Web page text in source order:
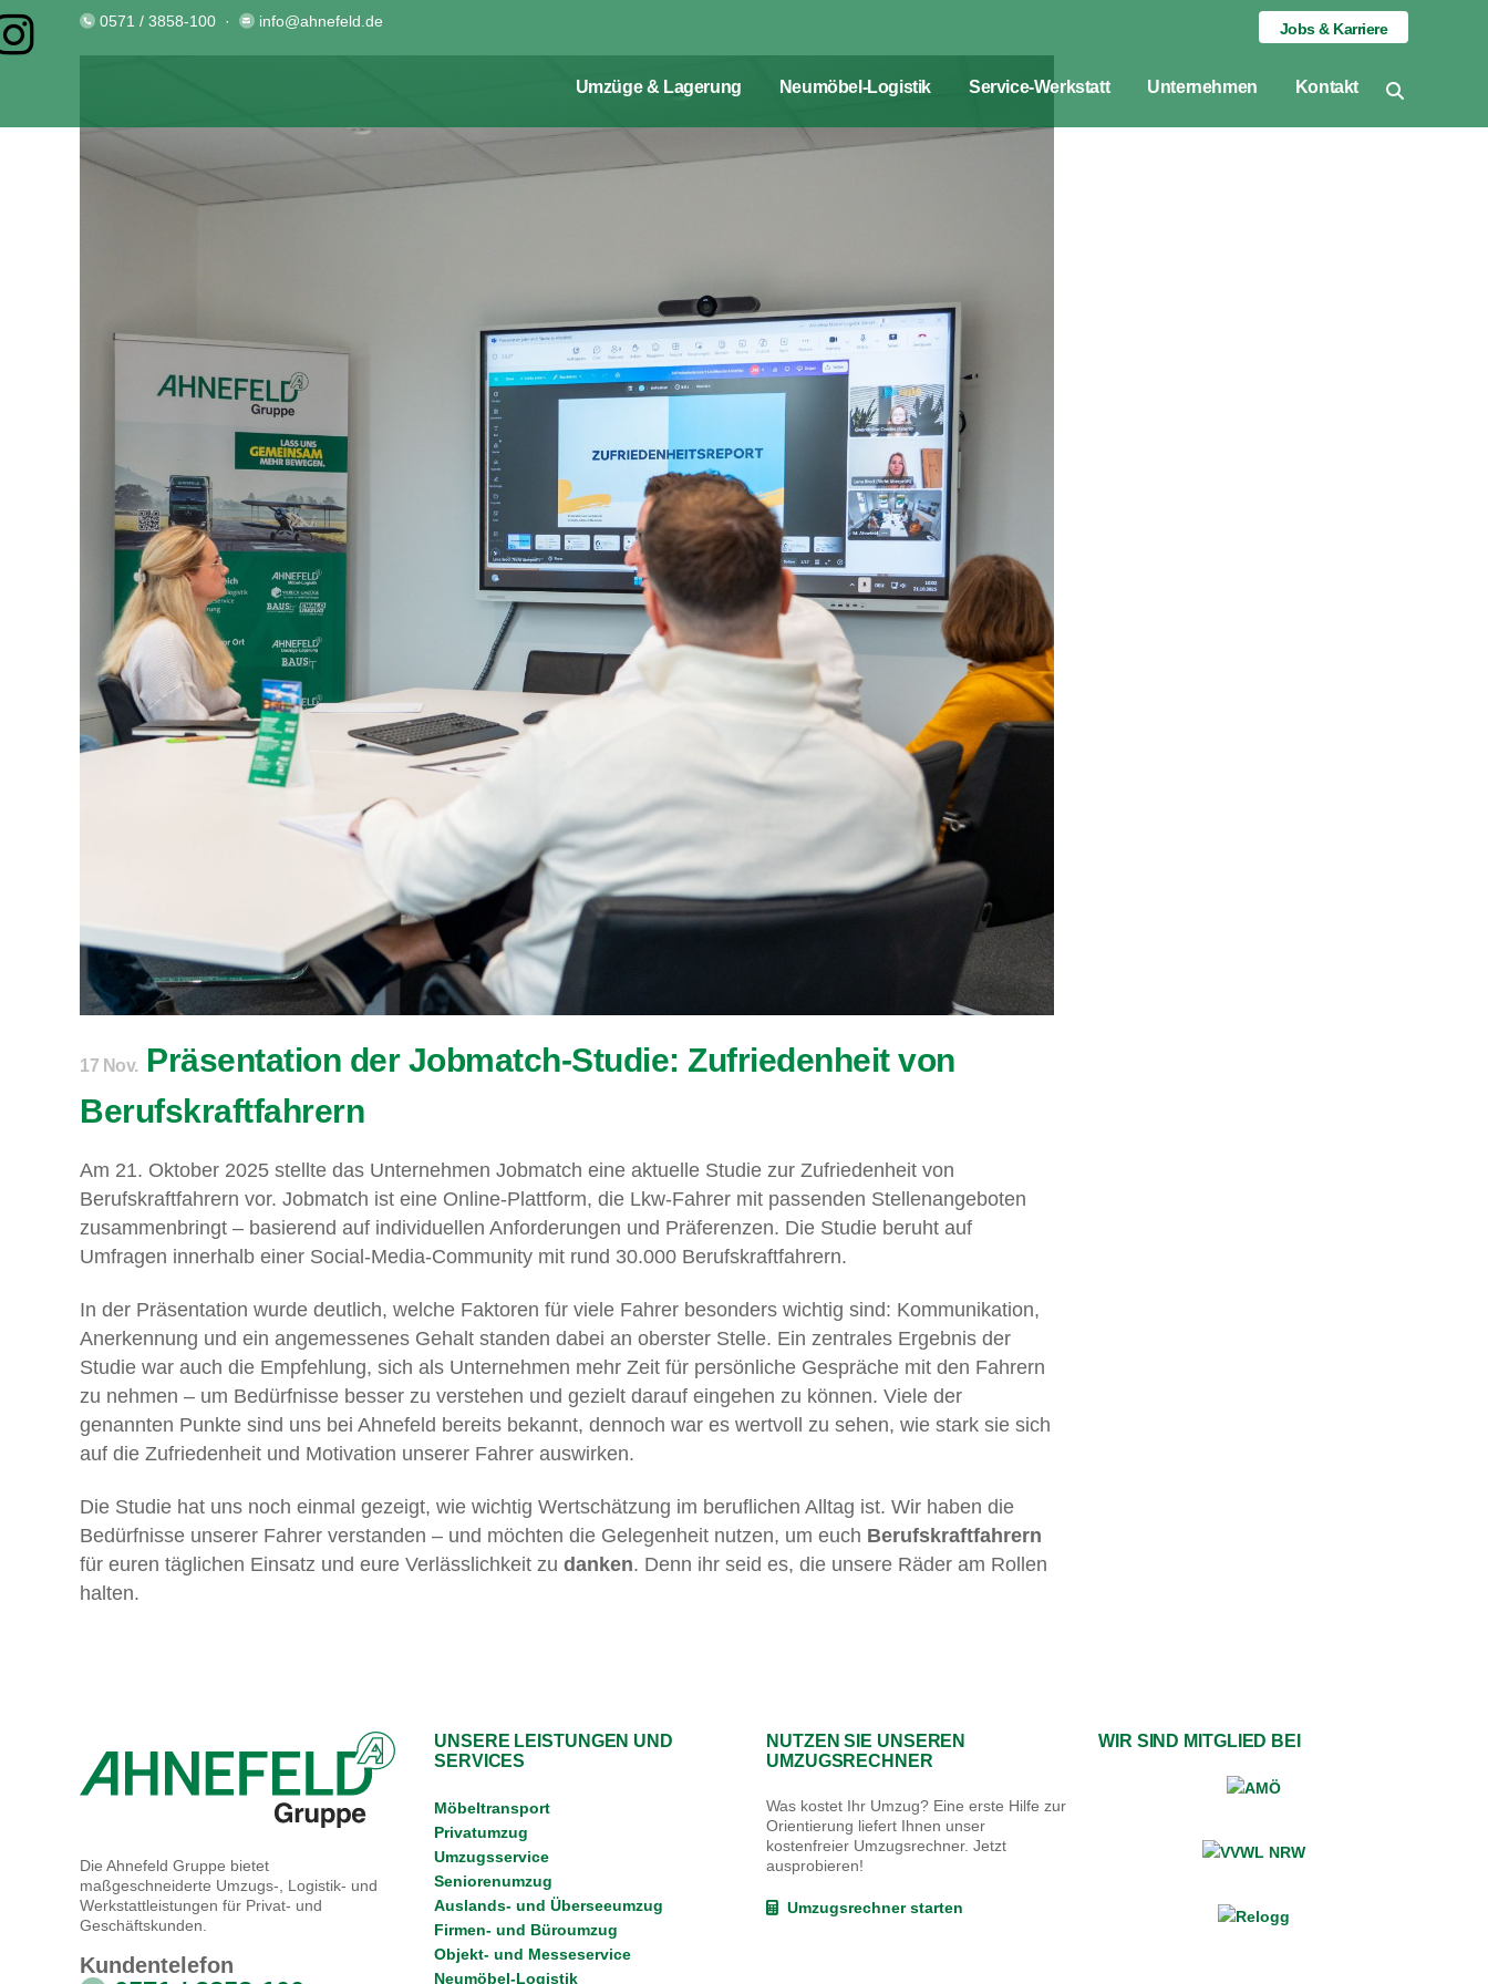
0571 / 3858-100 · info@ahnefeld.de Jobs & Karriere
Umzüge & Lagerung Neumöbel-Logistik Service-Werkstatt Unternehmen Kontakt
17 Nov. Präsentation der Jobmatch-Studie: Zufriedenheit von
Berufskraftfahrern
Am 21. Oktober 2025 stellte das Unternehmen Jobmatch eine aktuelle Studie zur Zufriedenheit von
Berufskraftfahrern vor. Jobmatch ist eine Online-Plattform, die Lkw-Fahrer mit passenden Stellenangeboten
zusammenbringt – basierend auf individuellen Anforderungen und Präferenzen. Die Studie beruht auf
Umfragen innerhalb einer Social-Media-Community mit rund 30.000 Berufskraftfahrern.
In der Präsentation wurde deutlich, welche Faktoren für viele Fahrer besonders wichtig sind: Kommunikation,
Anerkennung und ein angemessenes Gehalt standen dabei an oberster Stelle. Ein zentrales Ergebnis der
Studie war auch die Empfehlung, sich als Unternehmen mehr Zeit für persönliche Gespräche mit den Fahrern
zu nehmen – um Bedürfnisse besser zu verstehen und gezielt darauf eingehen zu können. Viele der
genannten Punkte sind uns bei Ahnefeld bereits bekannt, dennoch war es wertvoll zu sehen, wie stark sie sich
auf die Zufriedenheit und Motivation unserer Fahrer auswirken.
Die Studie hat uns noch einmal gezeigt, wie wichtig Wertschätzung im beruflichen Alltag ist. Wir haben die
Bedürfnisse unserer Fahrer verstanden – und möchten die Gelegenheit nutzen, um euch Berufskraftfahrern
für euren täglichen Einsatz und eure Verlässlichkeit zu danken. Denn ihr seid es, die unsere Räder am Rollen
halten.
Die Ahnefeld Gruppe bietet
maßgeschneiderte Umzugs-, Logistik- und
Werkstattleistungen für Privat- und
Geschäftskunden.
Kundentelefon
UNSERE LEISTUNGEN UND
SERVICES
Möbeltransport
Privatumzug
Umzugsservice
Seniorenumzug
Auslands- und Überseeumzug
Firmen- und Büroumzug
Objekt- und Messeservice
Neumöbel-Logistik
NUTZEN SIE UNSEREN
UMZUGSRECHNER
Was kostet Ihr Umzug? Eine erste Hilfe zur
Orientierung liefert Ihnen unser
kostenfreier Umzugsrechner. Jetzt
ausprobieren!
Umzugsrechner starten
WIR SIND MITGLIED BEI